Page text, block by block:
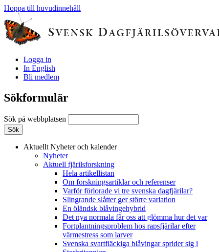
Hoppa till huvudinnehåll
Logga in
In English
Bli medlem
Sökformulär
Sök på webbplatsen
Aktuellt Nyheter och kalender
Nyheter
Aktuell fjärilsforskning
Hela artikellistan
Om forskningsartiklar och referenser
Varför förlorade vi tre svenska dagfjärilar?
Slingrande slåtter ger större variation
En öländsk blåvingehybrid
Det nya normala får oss att glömma hur det var
Fortplantningsproblem hos rapsfjärilar efter
värmestress som larver
Svenska svartfläckiga blåvingar sprider sig i